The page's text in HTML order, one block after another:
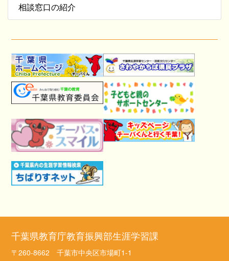
相談窓口の紹介
千葉県教育庁教育振興部生涯学習課
〒260-8662 千葉市中央区市場町1-1